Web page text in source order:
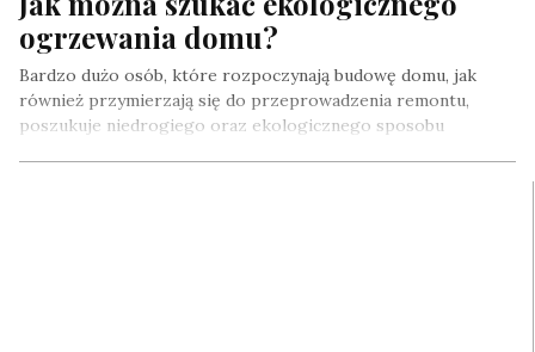
ogrzewania domu?
Bardzo dużo osób, które rozpoczynają budowę domu, jak
również przymierzają się do przeprowadzenia remontu,
poszukuje niedrogiego oraz ekologicznego sposobu